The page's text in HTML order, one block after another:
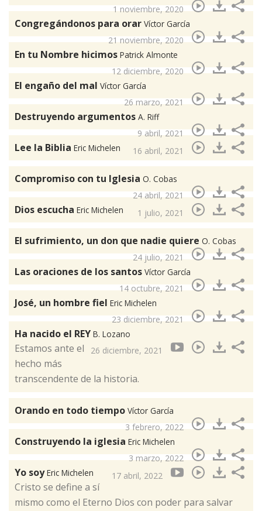
1 noviembre, 2020
Congregándonos para orar Víctor García
21 noviembre, 2020
En tu Nombre hicimos Patrick Almonte
12 diciembre, 2020
El engaño del mal Víctor García
26 marzo, 2021
Destruyendo argumentos A. Riff
9 abril, 2021
Lee la Biblia Eric Michelen 16 abril, 2021
Compromiso con tu Iglesia O. Cobas
24 abril, 2021
Dios escucha Eric Michelen 1 julio, 2021
El sufrimiento, un don que nadie quiere O. Cobas
24 julio, 2021
Las oraciones de los santos Víctor García
14 octubre, 2021
José, un hombre fiel Eric Michelen
23 diciembre, 2021
Ha nacido el REY B. Lozano
26 diciembre, 2021
Estamos ante el
hecho más
transcendente de la historia.
Orando en todo tiempo Víctor García
3 febrero, 2022
Construyendo la iglesia Eric Michelen
3 marzo, 2022
Yo soyEric Michelen 17 abril, 2022
Cristo se define a sí
mismo como el Eterno Dios con poder para salvar